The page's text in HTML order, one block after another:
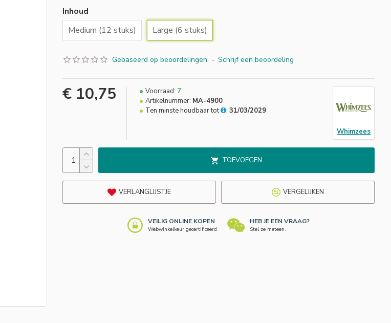
Inhoud
Medium (12 stuks)
Large (6 stuks)
Gebaseerd op beoordelingen. - Schrijf een beoordeling
€ 10,75 Voorraad: 7
Artikelnummer: MA-4900
Ten minste houdbaar tot
: 31/03/2029
Whimzees
TOEVOEGEN
VERLANGLIJSTJE VERGELIJKEN
VEILIG ONLINE KOPEN
Webwinkelkeur gecertificeerd
HEB JE EEN VRAAG?
Stel ze meteen.